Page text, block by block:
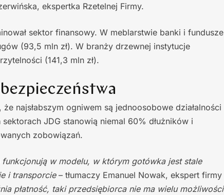
ekspertka Rzetelnej Firmy.
sektor finansowy. W meblarstwie banki i fundusze
(93,5 mln zł). W branży drzewnej instytucje
(141,3 mln zł).
najsłabszym ogniwem są jednoosobowe działalności
JDG stanowią niemal 60% dłużników i
zobowiązań.
w modelu, w którym gotówka jest stale
i transporcie – tłumaczy Emanuel Nowak, ekspert firmy
płatność, taki przedsiębiorca nie ma wielu możliwości